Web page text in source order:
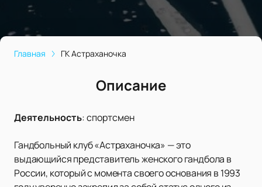
Главная ГК Астраханочка
Описание
Деятельность:спортсмен
Гандбольный клуб «Астраханочка» — это
выдающийся представитель женского гандбола в
России, который с момента своего основания в 1993